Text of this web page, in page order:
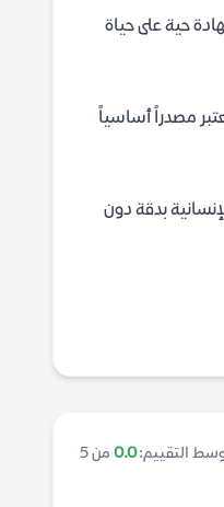
حية على حياة
مصدراً أساسياً
بدقة دون
التقييم:0.0 من 5